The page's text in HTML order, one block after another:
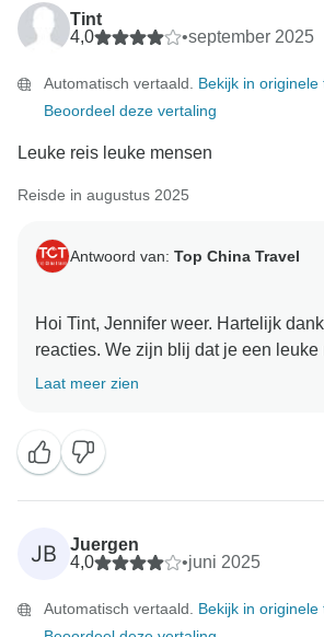
Tint
4,0
•september 2025
Automatisch vertaald. Bekijk in originele
Beoordeel deze vertaling
Leuke reis leuke mensen
Reisde in augustus 2025
Antwoord van: Top China Travel
Hoi Tint, Jennifer weer. Hartelijk
reacties. We zijn blij dat je een leuke
in Yunnan, China. En we zullen
Laat meer zien
JB
Juergen
4,0
•juni 2025
Automatisch vertaald. Bekijk in originele